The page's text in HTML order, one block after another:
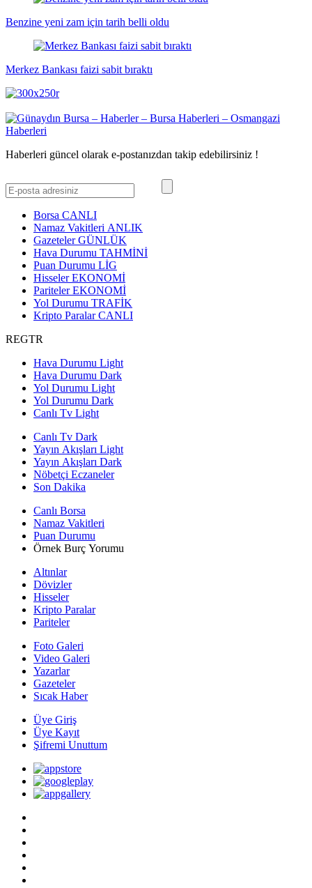
Benzine yeni zam için tarih belli oldu
Merkez Bankası faizi sabit bıraktı
Haberleri güncel olarak e-postanızdan takip edebilirsiniz !
Borsa CANLI
Namaz Vakitleri ANLIK
GazetelerGÜNLÜK
Hava Durumu TAHMİNİ
Puan Durumu LİG
HisselerEKONOMİ
ParitelerEKONOMİ
Yol Durumu TRAFİK
Kripto ParalarCANLI
REGTR
Hava Durumu Light
Hava Durumu Dark
Yol Durumu Light
Yol Durumu Dark
Canlı Tv Light
Canlı Tv Dark
Yayın Akışları Light
Yayın Akışları Dark
Nöbetçi Eczaneler
Son Dakika
Canlı Borsa
Namaz Vakitleri
Puan Durumu
Örnek Burç Yorumu
Altınlar
Dövizler
Hisseler
Kripto Paralar
Pariteler
Foto Galeri
Video Galeri
Yazarlar
Gazeteler
Sıcak Haber
Üye Giriş
Üye Kayıt
Şifremi Unuttum